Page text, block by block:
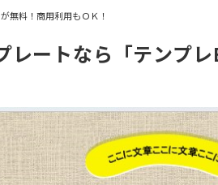
無料！商用利用もＯＫ！
ートなら「テンプレ